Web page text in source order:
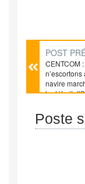
POST
CENTCOM
n’escortons
navire
le détroit
Poste